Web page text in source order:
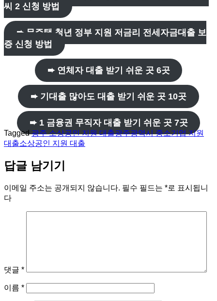
씨 2 신청 방법
➨ 무주택 청년 정부 지원 저금리 전세자금대출 보
증 신청 방법
➨ 연체자 대출 받기 쉬운 곳 6곳
➨ 기대출 많아도 대출 받기 쉬운 곳 10곳
➨ 1 금융권 무직자 대출 받기 쉬운 곳 7곳
Tagged광주 소상공인 지원 대출광주광역시 중소기업 지원
대출소상공인 지원 대출
답글 남기기
이메일 주소는 공개되지 않습니다. 필수 필드는 *로 표시됩니
다
댓글 *
이름 *